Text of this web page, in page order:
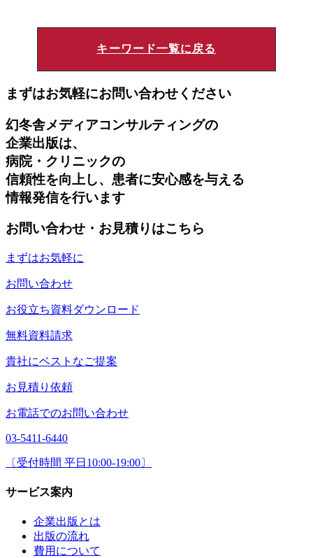
キーワード一覧に戻る
まずはお気軽にお問い合わせください
幻冬舎メディアコンサルティングの
企業出版は、
病院・クリニックの
信頼性を向上し、患者に安心感を与える
情報発信を行います
お問い合わせ・お見積りはこちら
まずはお気軽に
お問い合わせ
お役立ち資料ダウンロード
無料資料請求
貴社にベストなご提案
お見積り依頼
お電話でのお問い合わせ
03-5411-6440
〔受付時間 平日10:00-19:00〕
サービス案内
企業出版とは
出版の流れ
費用について